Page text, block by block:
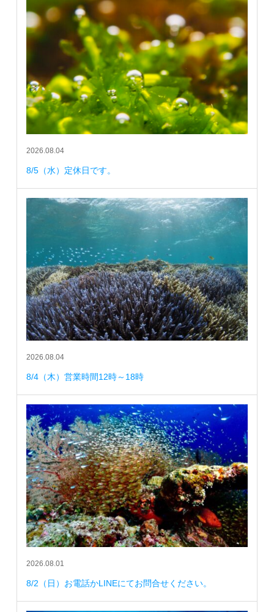
2026.08.04
8/5（水）定休日です。
2026.08.04
8/4（木）営業時間12時～18時
2026.08.01
8/2（日）お電話かLINEにてお問合せください。